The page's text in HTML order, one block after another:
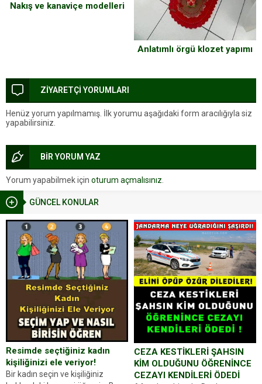
GÜNCEL KONULAR
Resimde seçtiğiniz kadın
kişiliğinizi ele veriyor!
Bir kadın seçin ve kişiliğiniz
CEZA KESTİKLERİ ŞAHSIN
KİM OLDUĞUNU ÖĞRENİNCE
CEZAYI KENDİLERİ ÖDEDİ
Nakış ve kanaviçe modelleri
Anlatımlı örgü klozet yapımı
ZİYARETÇİ YORUMLARI
Henüz yorum yapılmamış. İlk yorumu aşağıdaki form aracılığıyla siz
yapabilirsiniz.
BİR YORUM YAZ
Yorum yapabilmek için oturum açmalısınız